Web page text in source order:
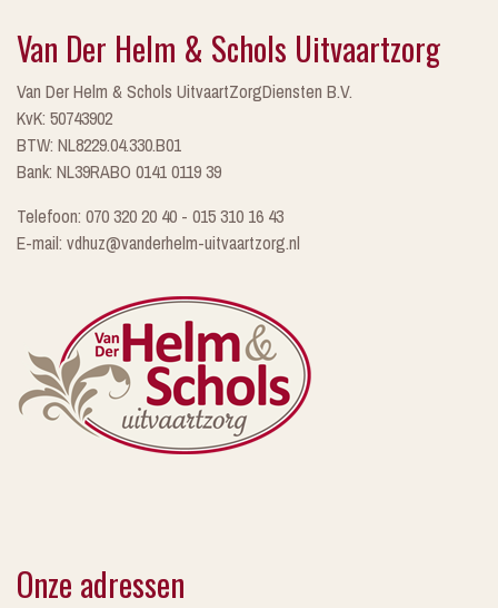
Van Der Helm & Schols Uitvaartzorg
Van Der Helm & Schols UitvaartZorgDiensten B.V.
KvK: 50743902
BTW: NL8229.04.330.B01
Bank: NL39RABO 0141 0119 39
Telefoon: 070 320 20 40 - 015 310 16 43
E-mail: vdhuz@vanderhelm-uitvaartzorg.nl
Onze adressen